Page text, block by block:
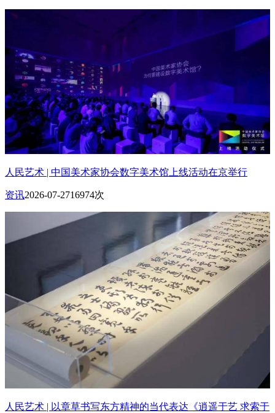
人民艺术 | 中国美术家协会数字美术馆上线活动在京举行
资讯2026-07-2716974次
人民艺术 | 以章草书写东方精神的当代表达《逍遥于艺 求索于